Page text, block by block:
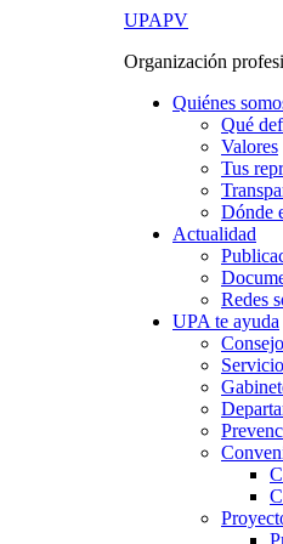
UPAPV
Organización
Quiénes
Qué
Valores
Tus
Dónde
Actualidad
Redes
UPA te ayuda